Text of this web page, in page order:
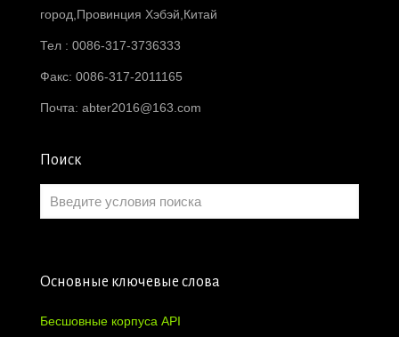
город,Провинция Хэбэй,Китай
Тел : 0086-317-3736333
Факс: 0086-317-2011165
Почта: abter2016@163.com
Поиск
Основные ключевые слова
Бесшовные корпуса API